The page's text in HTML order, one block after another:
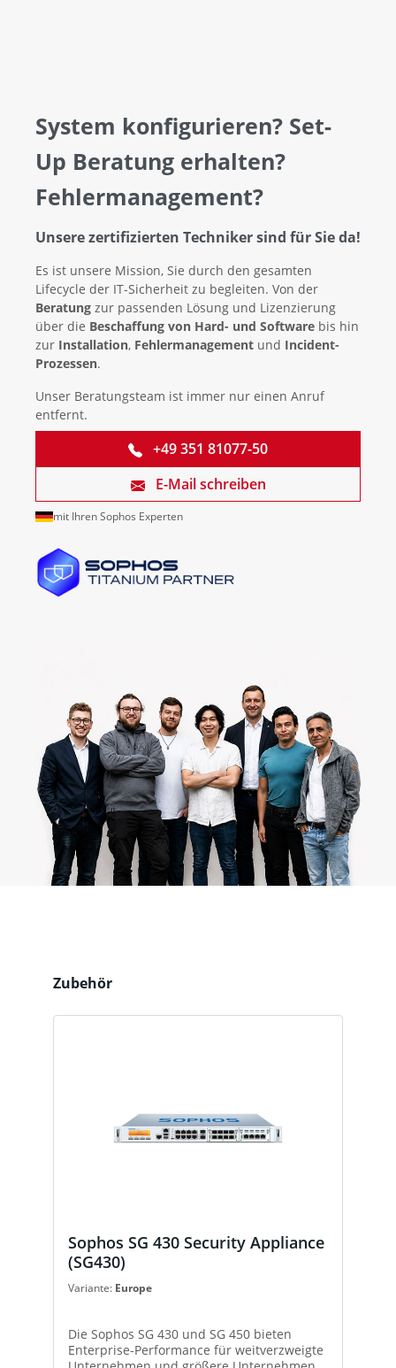
System konfigurieren? Set-
Up Beratung erhalten?
Fehlermanagement?
Unsere zertifizierten Techniker sind für Sie da!
Es ist unsere Mission, Sie durch den gesamten
Lifecycle der IT-Sicherheit zu begleiten. Von der
Beratung zur passenden Lösung und Lizenzierung
über die Beschaffung von Hard- und Software bis hin
zur Installation, Fehlermanagement und Incident-
Prozessen.
Unser Beratungsteam ist immer nur einen Anruf
entfernt.
+49 351 81077-50
E-Mail schreiben
mit Ihren Sophos Experten
Produktgalerie überspringen
Zubehör
Sophos SG 430 Security Appliance
(SG430)
Variante: Europe
Die Sophos SG 430 und SG 450 bieten
Enterprise-Performance für weitverzweigte